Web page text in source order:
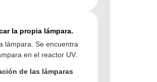
la propia lámpara.
lámpara. Se encuentra
en el reactor UV.
de las lámparas